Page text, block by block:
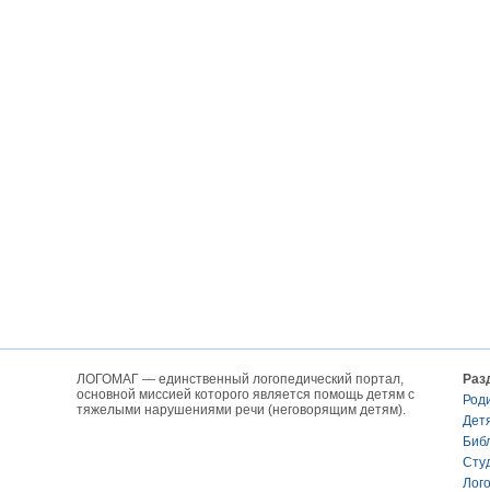
ЛОГОМАГ — единственный логопедический портал,
основной миссией которого является помощь детям с
тяжелыми нарушениями речи (неговорящим детям).